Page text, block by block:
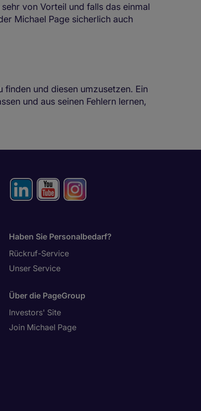
von Vorteil und falls das einmal
Michael Page sicherlich auch
finden und diesen umzusetzen. Ein
und aus seinen Fehlern lernen,
Haben Sie Personalbedarf?
Rückruf-Service
Unser Service
Über die PageGroup
Investors' Site
Join Michael Page